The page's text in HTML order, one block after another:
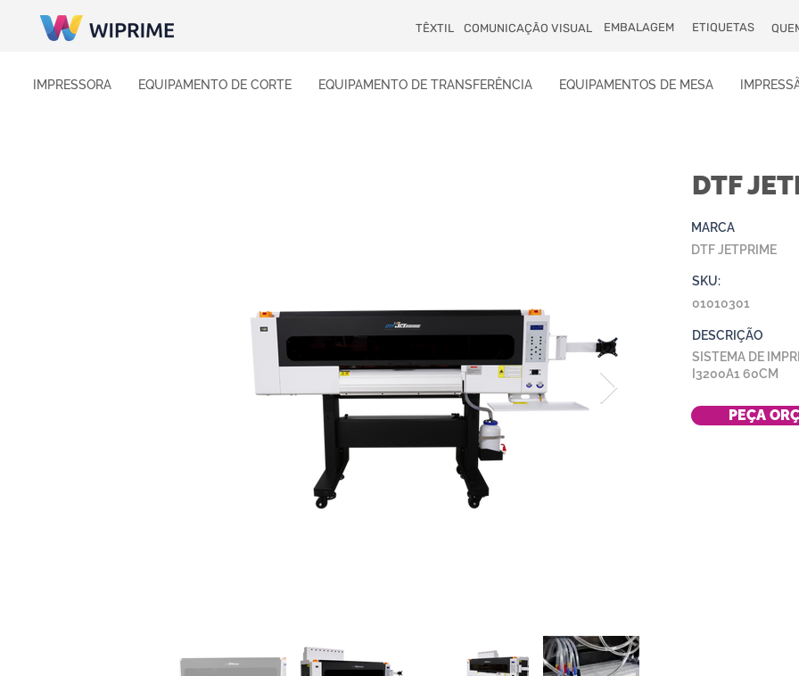
TÊXTIL COMUNICAÇÃO VISUAL EMBALAGEM ETIQUETAS
IMPRESSORA EQUIPAMENTO DE CORTE EQUIPAMENTO DE TRANSFERÊNCIA EQUIPAMENTOS DE MESA
DTF
MARCA
DTF JETPRIME
SKU:
01010301
DESCRIÇÃO
SISTEMA DE
I3200A1 60CM
PEÇA